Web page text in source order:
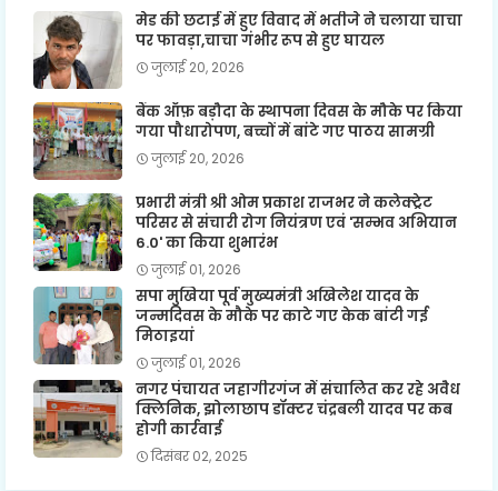
मेड की छटाई में हुए विवाद में भतीजे ने चलाया चाचा
पर फावड़ा,चाचा गंभीर रूप से हुए घायल
जुलाई 20, 2026
बैंक ऑफ़ बड़ौदा के स्थापना दिवस के मौके पर किया
गया पौधारोपण, बच्चों में बांटे गए पाठय सामग्री
जुलाई 20, 2026
प्रभारी मंत्री श्री ओम प्रकाश राजभर ने कलेक्ट्रेट
परिसर से संचारी रोग नियंत्रण एवं 'सम्भव अभियान
6.0' का किया शुभारंभ
जुलाई 01, 2026
सपा मुखिया पूर्व मुख्यमंत्री अखिलेश यादव के
जन्मदिवस के मौके पर काटे गए केक बांटी गई
मिठाइयां
जुलाई 01, 2026
नगर पंचायत जहागीरगंज में संचालित कर रहे अवैध
क्लिनिक, झोलाछाप डॉक्टर चंद्रबली यादव पर कब
होगी कार्रवाई
दिसंबर 02, 2025